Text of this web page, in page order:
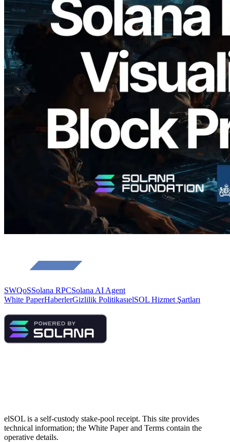
2026.05.24
Validators Solutions, Solana Block
Analyzer'ı Yayınladı — Slot Başına Blok
Üretim Süresi ve Görevli Doğrulayıcı
Görselleştirmesi
Bu makaleyi oku
Daha fazla yükle
SWQoSSolana RPCSolana AI Agent
White PaperHaberlerGizlilik PolitikasıelSOL Hizmet Şartları
elSOL is a self-custody stake-pool receipt. This site provides
technical information; the White Paper and Terms contain the
operative details.